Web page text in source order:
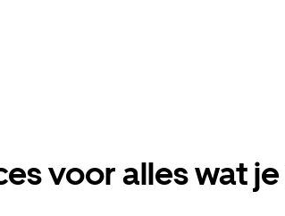
voor alles wat